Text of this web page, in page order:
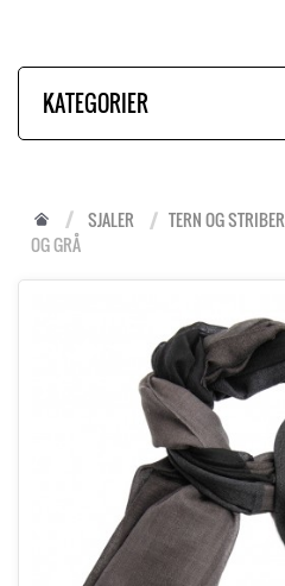
KATEGORIER
SJALER TERN OG STRIBER
OG GRÅ